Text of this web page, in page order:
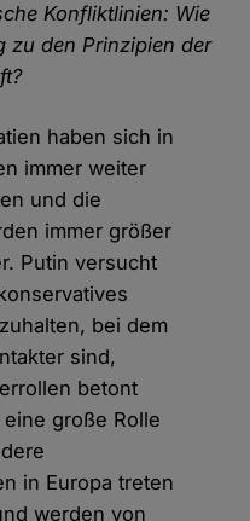
Konfliktlinien: Wie
zu den Prinzipien der
haben sich in
immer weiter
und die
immer größer
Putin versucht
bei dem
sind,
betont
große Rolle
in Europa treten
werden von